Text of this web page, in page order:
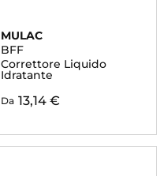
MULAC
BFF
Correttore Liquido
Idratante
Da 13,14 €